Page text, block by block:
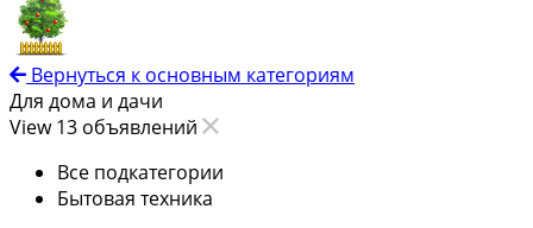
Вернуться к основным категориям
Для дома и дачи
View 13 объявлений
Все подкатегории
Бытовая техника